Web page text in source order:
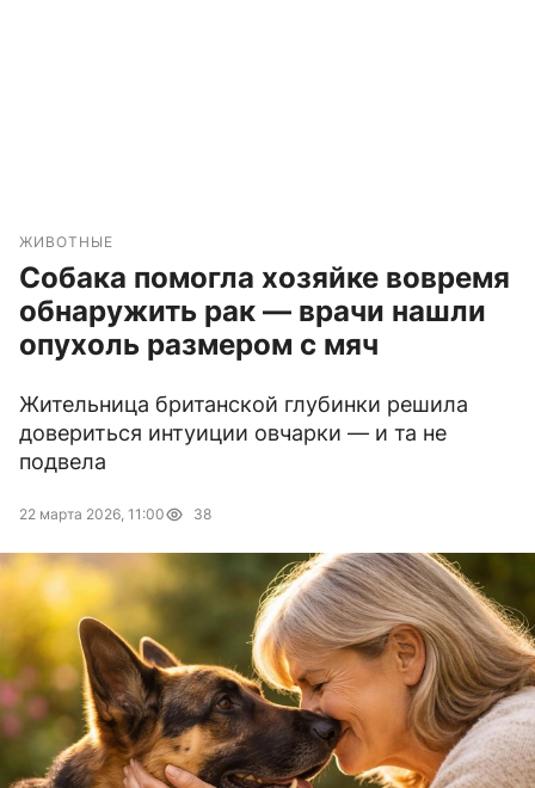
ЖИВОТНЫЕ
Собака помогла хозяйке вовремя
обнаружить рак — врачи нашли
опухоль размером с мяч
Жительница британской глубинки решила
довериться интуиции овчарки — и та не
подвела
22 марта 2026, 11:00 38